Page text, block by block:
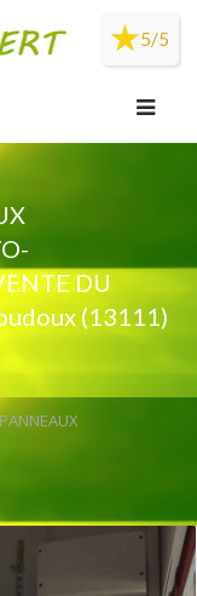
5/5
DU
(13111)